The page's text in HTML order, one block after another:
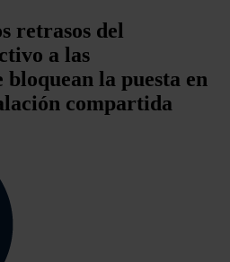
retrasos del
a las
la puesta en
compartida